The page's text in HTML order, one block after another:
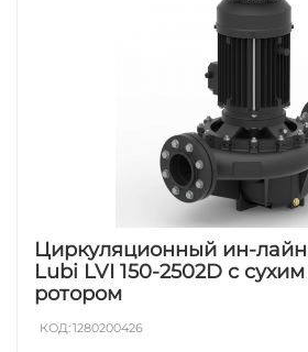
Циркуляционный ин-лайн
Lubi LVI 150-2502D с сухим
ротором
КОД:1280200426